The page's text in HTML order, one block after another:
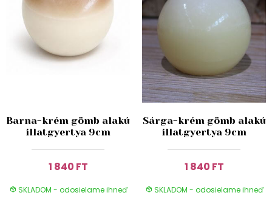
Barna-krém gömb alakú
illatgyertya 9cm
1 840 FT
SKLADOM - odosielame ihneď
Sárga-krém gömb alakú
illatgyertya 9cm
1 840 FT
SKLADOM - odosielame ihneď